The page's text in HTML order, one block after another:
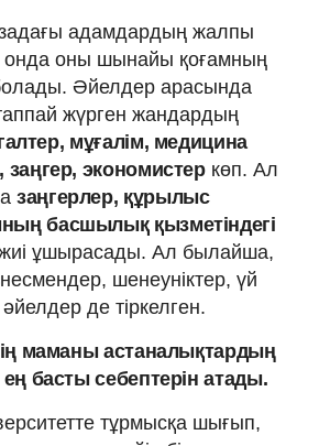
адамдардың жалпы
онда оны шынайы қоғамның
Әйелдер арасында
таппай жүрген жандардың
мұғалім, медицина
заңгер, экономистеркөп. Ал
заңгерлер, құрылыс
басшылық қызметіндегі
ұшырасады. Ал былайша,
шенеуніктер, үй
де тіркелген.
маманы астаналықтардың
ең басты себептерін атады.
тұрмысқа шығып,